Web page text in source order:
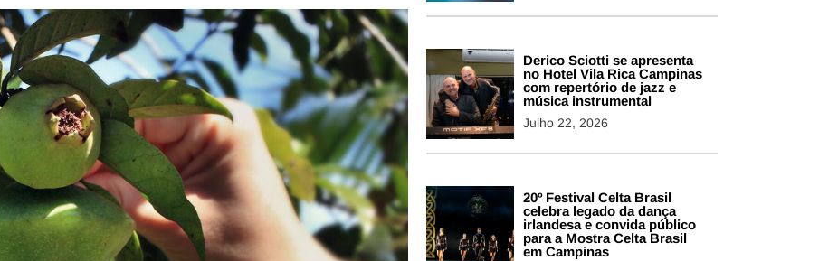
Derico Sciotti se apresenta
no Hotel Vila Rica Campinas
com repertório de jazz e
música instrumental
Julho 22, 2026
20º Festival Celta Brasil
celebra legado da dança
irlandesa e convida público
para a Mostra Celta Brasil
em Campinas